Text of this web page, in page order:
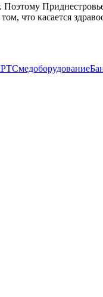
что касается
медоборудование